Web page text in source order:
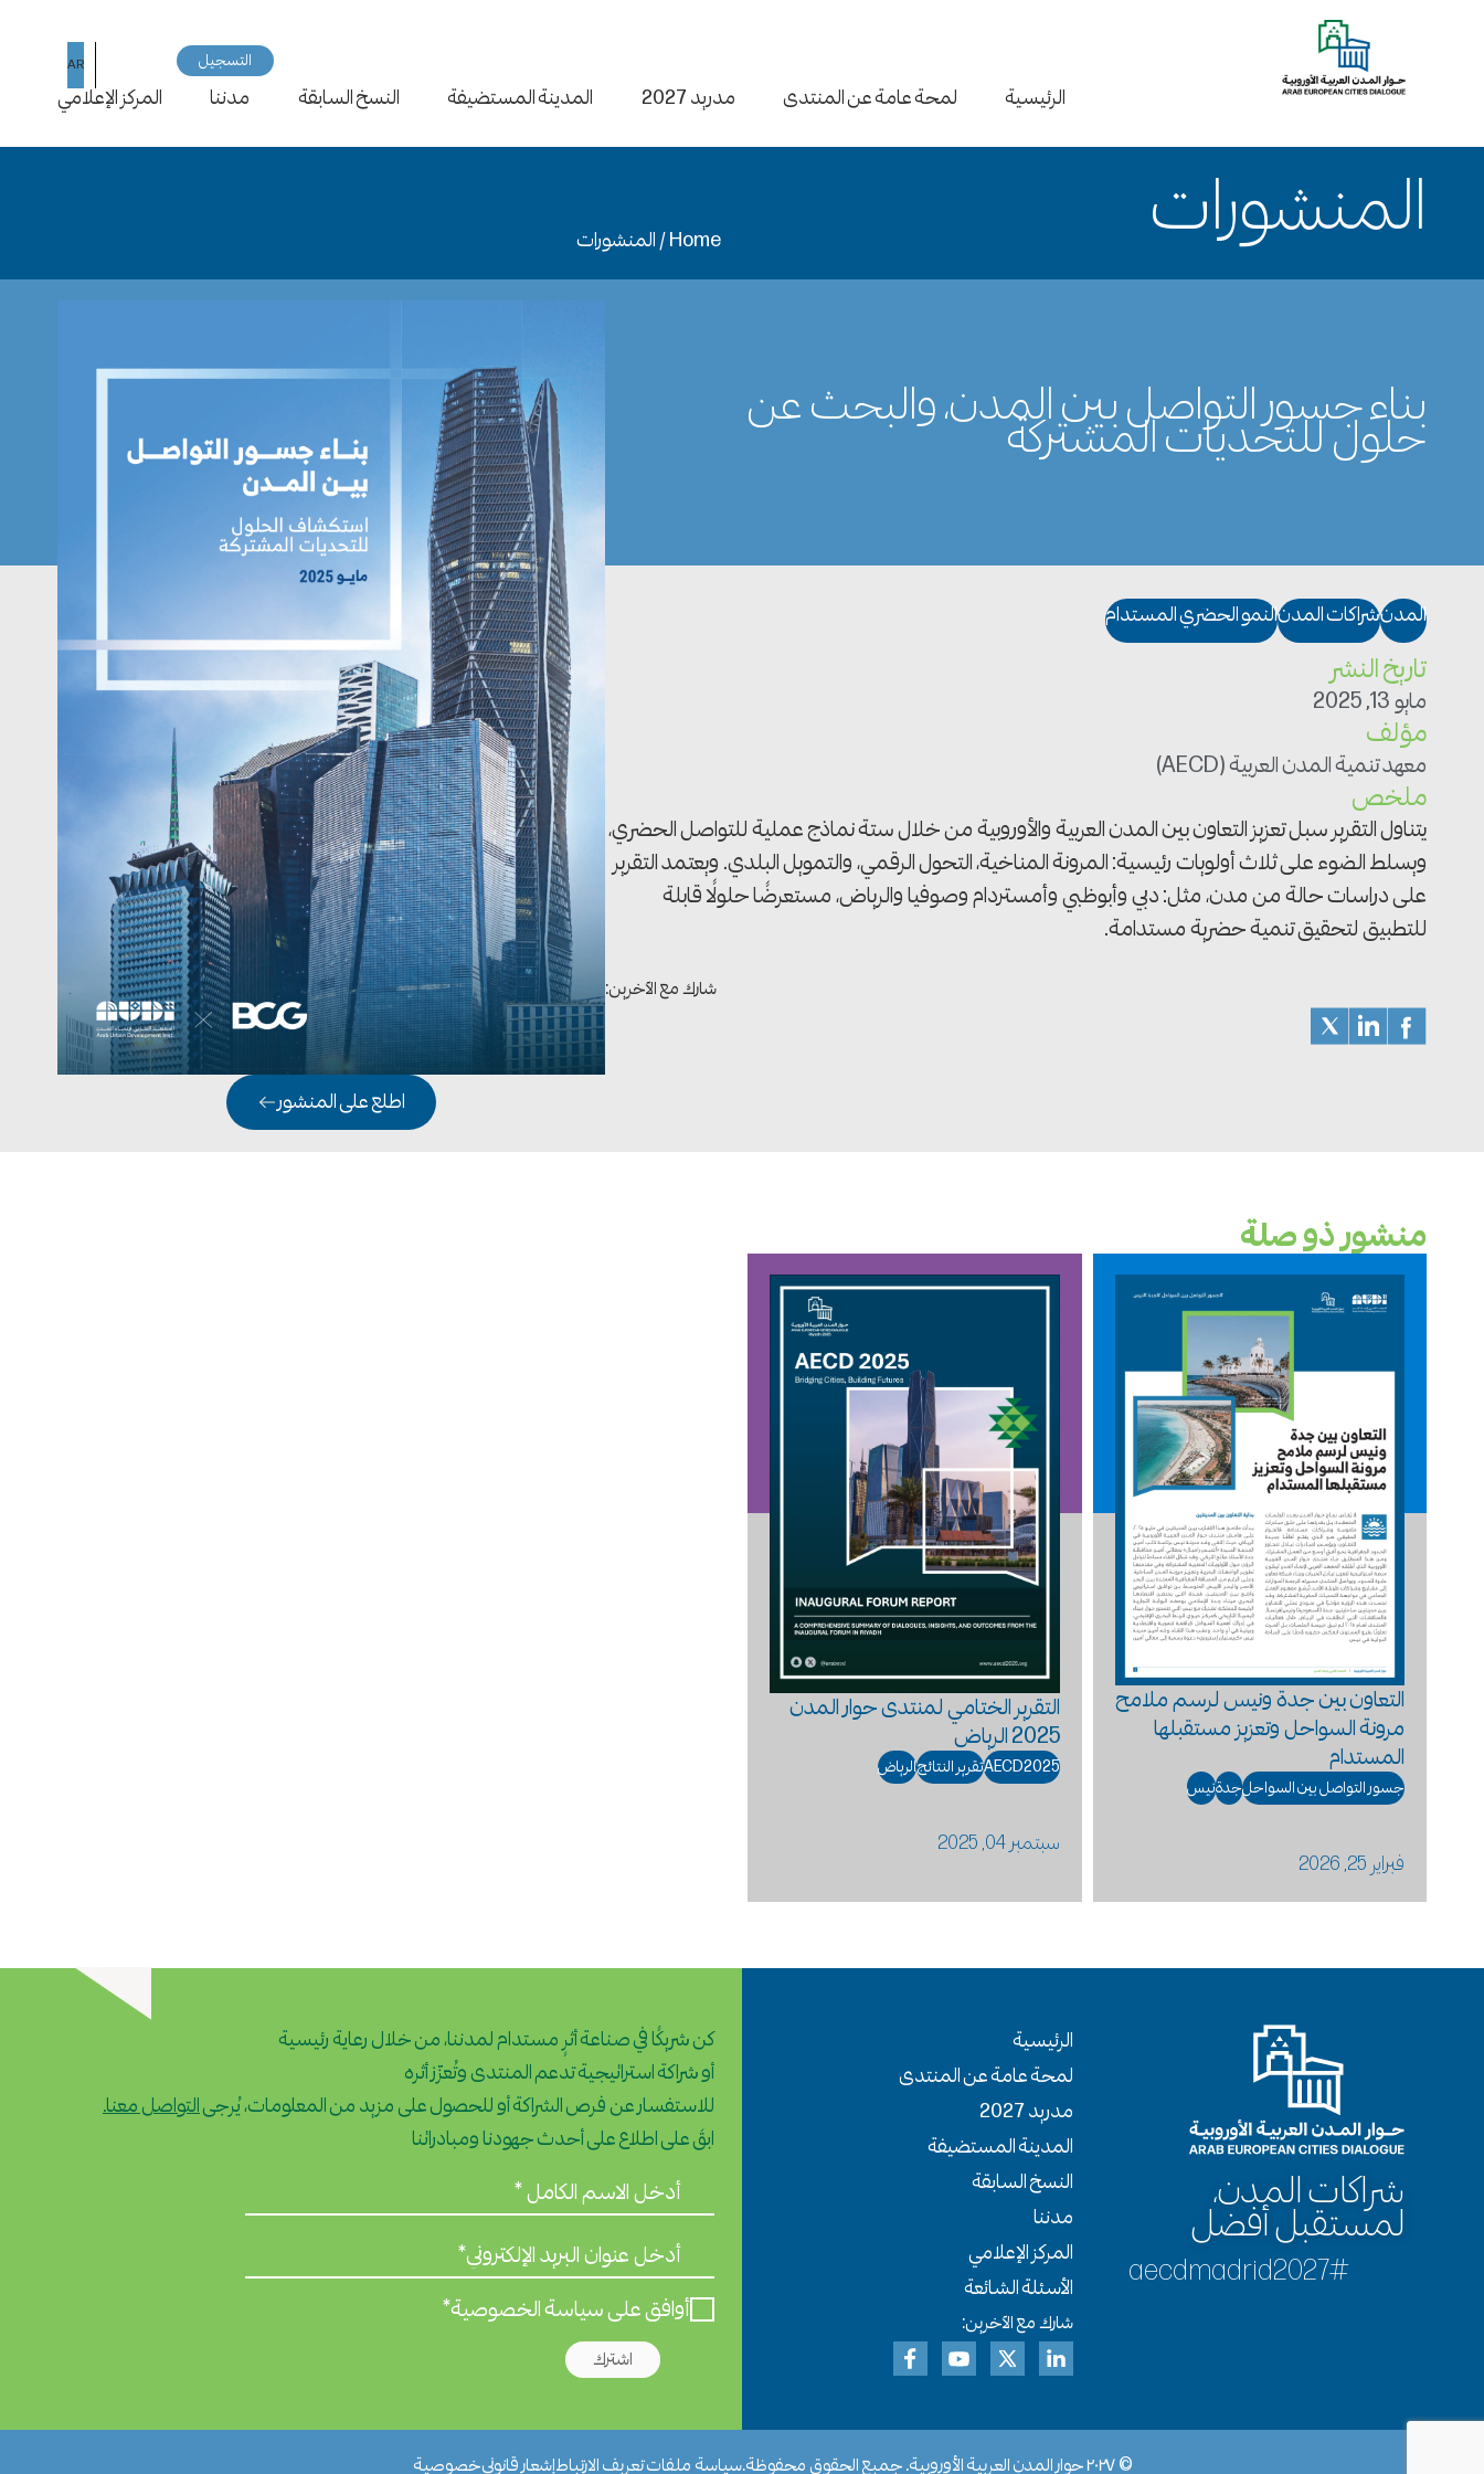
التسجيل AR
الرئيسية لمحة عامة عن المنتدى مدريد 2027 المدينة المستضيفة النسخ السابقة مدننا المركز الإعلامي
المنشورات Home / المنشورات
بناء جسور التواصل بين المدن، والبحث عن
حلول للتحديات المشتركة
المدنشراكات المدنالنمو الحضري المستدام
تاريخ النشر
مايو 13, 2025
مؤلف
معهد تنمية المدن العربية (AECD)
ملخص
يتناول التقرير سبل تعزيز التعاون بين المدن العربية والأوروبية من خلال ستة نماذج عملية للتواصل الحضري،
ويسلط الضوء على ثلاث أولويات رئيسية: المرونة المناخية، التحول الرقمي، والتمويل البلدي. ويعتمد التقرير
على دراسات حالة من مدن، مثل: دبي وأبوظبي وأمستردام وصوفيا والرياض، مستعرضًا حلولًا قابلة
للتطبيق لتحقيق تنمية حضرية مستدامة.
شارك مع الآخرين:
اطلع على المنشور
منشور ذو صلة
التعاون بين جدة ونيس لرسم ملامح
مرونة السواحل وتعزيز مستقبلها
المستدام
جسور التواصل بين السواحلجدةنيس
فبراير 25, 2026
التقرير الختامي لمنتدى حوار المدن
2025 الرياض
AECD2025تقرير النتائجالرياض
سبتمبر 04, 2025
شراكات المدن،
لمستقبل أفضل
#aecdmadrid2027
الرئيسية
لمحة عامة عن المنتدى
مدريد 2027
المدينة المستضيفة
النسخ السابقة
مدننا
المركز الإعلامي
الأسئلة الشائعة
شارك مع الآخرين:
كن شريكًا في صناعة أثرٍ مستدام لمدننا، من خلال رعاية رئيسية
أو شراكة استراتيجية تدعم المنتدى وتُعزّز أثره
للاستفسار عن فرص الشراكة أو للحصول على مزيد من المعلومات، يُرجىالتواصل معنا.
ابقَ على اطلاع على أحدث جهودنا ومبادراتنا
أوافق على سياسة الخصوصية*
اشترك
© ٢٠٢٧ حوار المدن العربية الأوروبية. جميع الحقوق محفوظة. سياسة ملفات تعريف الارتباطإشعار قانونيخصوصية